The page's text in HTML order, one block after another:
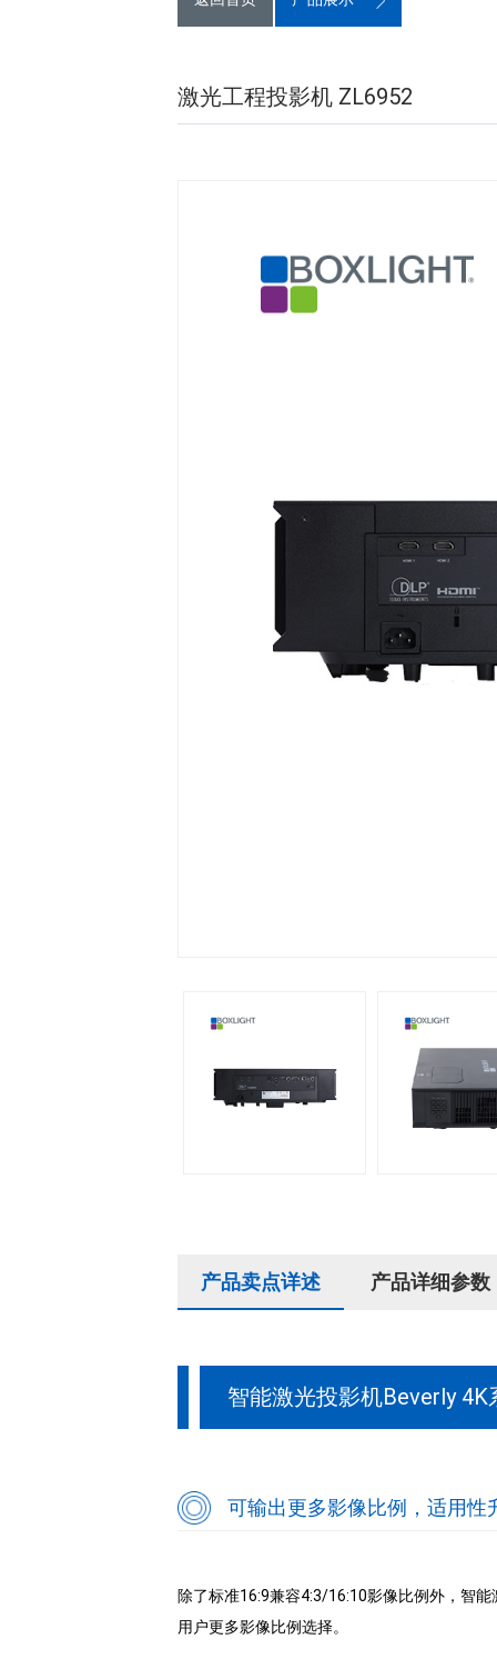
激光工程投影机 ZL6952
产品卖点详述 产品详细参数
智能激光投影机Beverly 4K
可输出更多影像比例，适用性
除了标准16:9兼容4:3/16:10影像比例外，智
用户更多影像比例选择。